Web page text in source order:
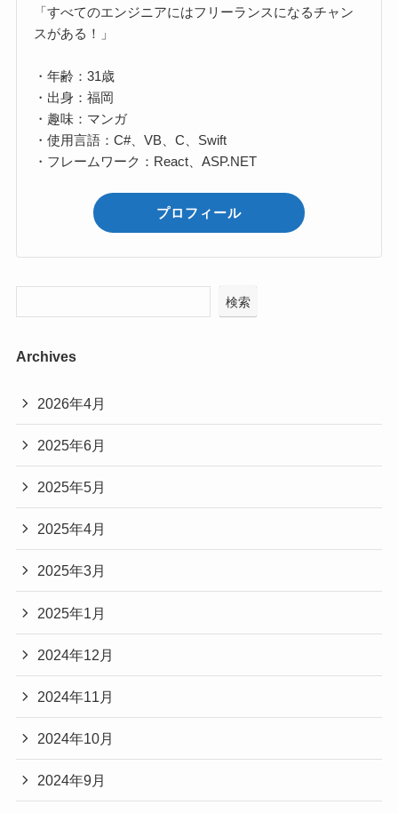
「すべてのエンジニアにはフリーランスになるチャン
スがある！」
・年齢：31歳
・出身：福岡
・趣味：マンガ
・使用言語：C#、VB、C、Swift
・フレームワーク：React、ASP.NET
プロフィール
検索
Archives
2026年4月
2025年6月
2025年5月
2025年4月
2025年3月
2025年1月
2024年12月
2024年11月
2024年10月
2024年9月